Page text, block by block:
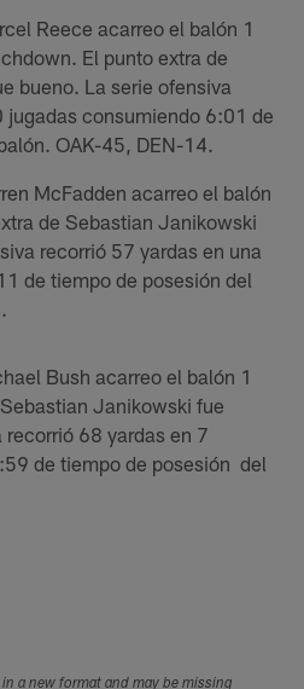
Reece acarreo el balón 1
El punto extra de
bueno. La serie ofensiva
jugadas consumiendo 6:01 de
OAK-45, DEN-14.
McFadden acarreo el balón
de Sebastian Janikowski
recorrió 57 yardas en una
de tiempo de posesión del
Bush acarreo el balón 1
Janikowski fue
68 yardas en 7
de tiempo de posesión del
a new format and may be missing